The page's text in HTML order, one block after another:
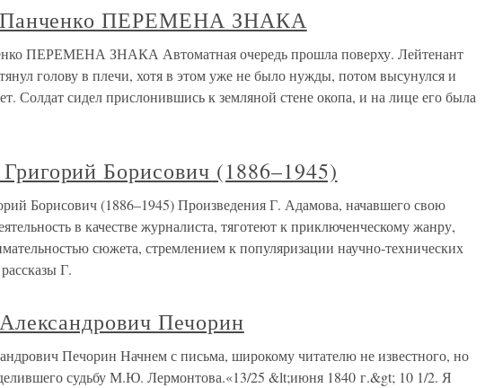
Панченко ПЕРЕМЕНА ЗНАКА
ПЕРЕМЕНА ЗНАКА Автоматная очередь прошла поверху. Лейтенант
голову в плечи, хотя в этом уже не было нужды, потом высунулся и
Солдат сидел прислонившись к земляной стене окопа, и на лице его была
Борисович (1886–1945)
Борисович (1886–1945) Произведения Г. Адамова, начавшего свою
в качестве журналиста, тяготеют к приключенческому жанру,
сюжета, стремлением к популяризации научно-технических
Г.
Печорин
Печорин Начнем с письма, широкому читателю не известного, но
судьбу М.Ю. Лермонтова.«13/25 &lt;июня 1840 г.&gt; 10 1/2. Я